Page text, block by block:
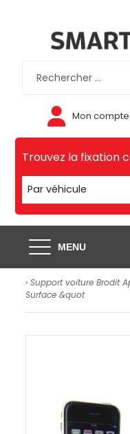
Mon compte
Trouvez la fixation
Par véhicule
MENU
› Support voiture Brodit
Surface &quot